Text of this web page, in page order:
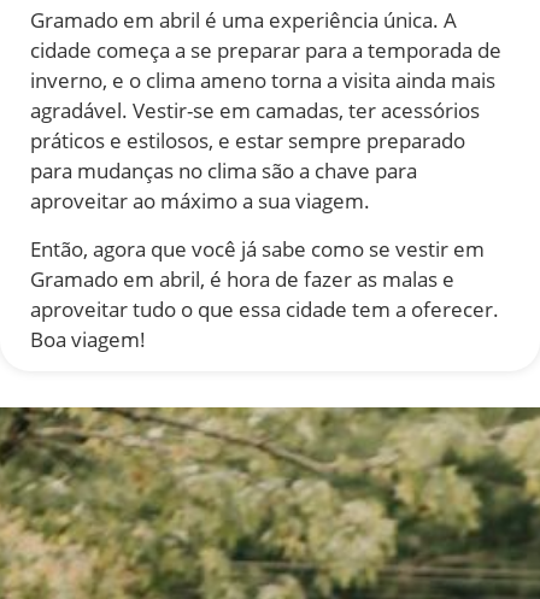
Gramado em abril é uma experiência única. A
cidade começa a se preparar para a temporada de
inverno, e o clima ameno torna a visita ainda mais
agradável. Vestir-se em camadas, ter acessórios
práticos e estilosos, e estar sempre preparado
para mudanças no clima são a chave para
aproveitar ao máximo a sua viagem.
Então, agora que você já sabe como se vestir em
Gramado em abril, é hora de fazer as malas e
aproveitar tudo o que essa cidade tem a oferecer.
Boa viagem!